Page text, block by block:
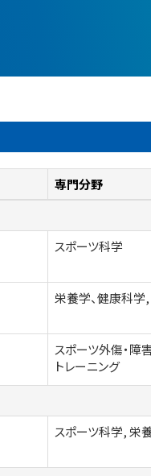
専門分野
スポーツ科学
栄養学、健康科
スポーツ外傷・障
トレーニング
スポーツ科学, 栄